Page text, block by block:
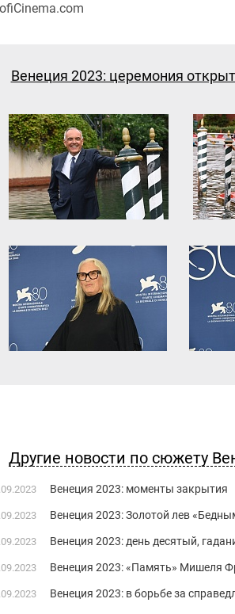
Венеция 2023: церемония
Другие новости по сюжету
Венеция 2023: моменты закрытия
Венеция 2023: Золотой лев
Венеция 2023: день десятый,
Венеция 2023: «Память» Мишеля
Венеция 2023: в борьбе за